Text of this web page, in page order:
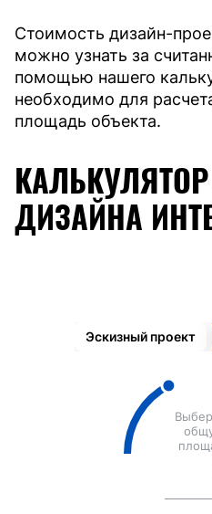
Стоимость дизайн-
можно узнать за
помощью нашего
необходимо для
площадь объекта.
ДИЗАЙНА
Эскизный проект